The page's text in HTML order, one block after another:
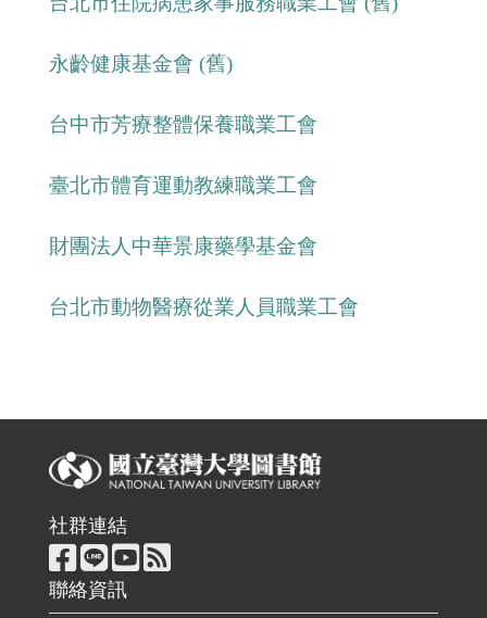
永齡健康基金會 (舊)
台中市芳療整體保養職業工會
臺北市體育運動教練職業工會
財團法人中華景康藥學基金會
台北市動物醫療從業人員職業工會
社群連結
聯絡資訊